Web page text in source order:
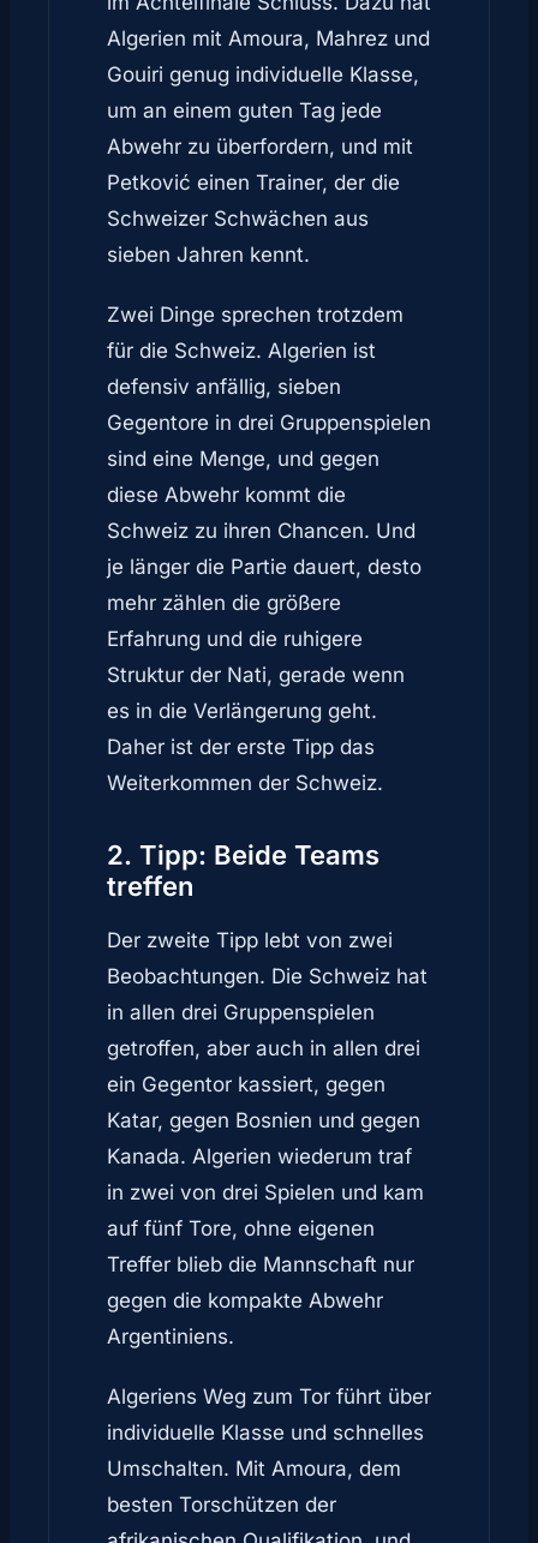
Algerien mit Amoura, Mahrez und
Gouiri genug individuelle Klasse,
um an einem guten Tag jede
Abwehr zu überfordern, und mit
Petković einen Trainer, der die
Schweizer Schwächen aus
sieben Jahren kennt.
Zwei Dinge sprechen trotzdem
für die Schweiz. Algerien ist
defensiv anfällig, sieben
Gegentore in drei Gruppenspielen
sind eine Menge, und gegen
diese Abwehr kommt die
Schweiz zu ihren Chancen. Und
je länger die Partie dauert, desto
mehr zählen die größere
Erfahrung und die ruhigere
Struktur der Nati, gerade wenn
es in die Verlängerung geht.
Daher ist der erste Tipp das
Weiterkommen der Schweiz.
2. Tipp: Beide Teams
treffen
Der zweite Tipp lebt von zwei
Beobachtungen. Die Schweiz hat
in allen drei Gruppenspielen
getroffen, aber auch in allen drei
ein Gegentor kassiert, gegen
Katar, gegen Bosnien und gegen
Kanada. Algerien wiederum traf
in zwei von drei Spielen und kam
auf fünf Tore, ohne eigenen
Treffer blieb die Mannschaft nur
gegen die kompakte Abwehr
Argentiniens.
Algeriens Weg zum Tor führt über
individuelle Klasse und schnelles
Umschalten. Mit Amoura, dem
besten Torschützen der